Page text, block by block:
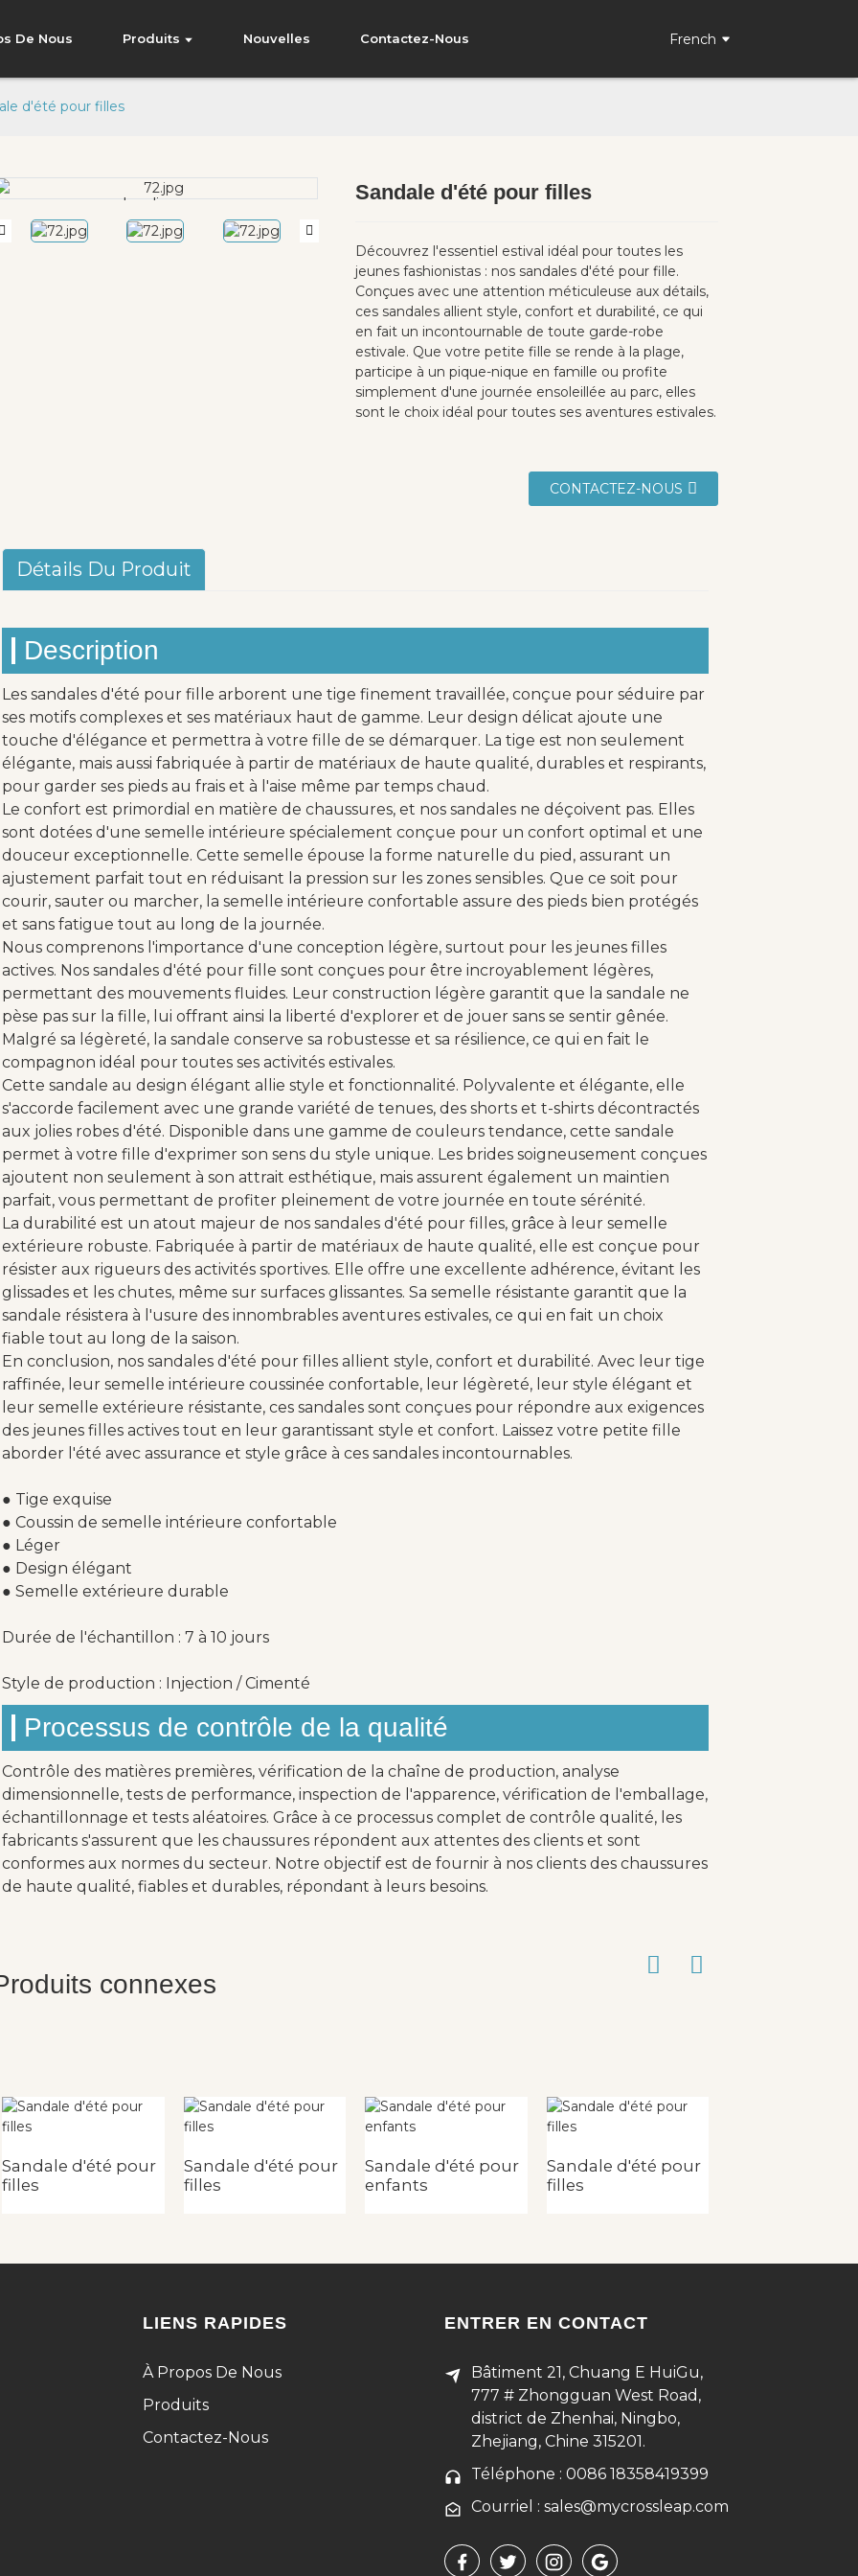
De Nous Produits Nouvelles Contactez-Nous French
d'été pour filles
Loading...
Loading... Loading...
Loading...
Sandale d'été pour filles
Découvrez l'essentiel estival idéal pour toutes les
jeunes fashionistas : nos sandales d'été pour fille.
Conçues avec une attention méticuleuse aux détails,
ces sandales allient style, confort et durabilité, ce qui
en fait un incontournable de toute garde-robe
estivale. Que votre petite fille se rende à la plage,
participe à un pique-nique en famille ou profite
simplement d'une journée ensoleillée au parc, elles
sont le choix idéal pour toutes ses aventures estivales.
CONTACTEZ-NOUS
Détails Du Produit
Description
Les sandales d'été pour fille arborent une tige finement travaillée, conçue pour séduire par
ses motifs complexes et ses matériaux haut de gamme. Leur design délicat ajoute une
touche d'élégance et permettra à votre fille de se démarquer. La tige est non seulement
élégante, mais aussi fabriquée à partir de matériaux de haute qualité, durables et respirants,
pour garder ses pieds au frais et à l'aise même par temps chaud.
Le confort est primordial en matière de chaussures, et nos sandales ne déçoivent pas. Elles
sont dotées d'une semelle intérieure spécialement conçue pour un confort optimal et une
douceur exceptionnelle. Cette semelle épouse la forme naturelle du pied, assurant un
ajustement parfait tout en réduisant la pression sur les zones sensibles. Que ce soit pour
courir, sauter ou marcher, la semelle intérieure confortable assure des pieds bien protégés
et sans fatigue tout au long de la journée.
Nous comprenons l'importance d'une conception légère, surtout pour les jeunes filles
actives. Nos sandales d'été pour fille sont conçues pour être incroyablement légères,
permettant des mouvements fluides. Leur construction légère garantit que la sandale ne
pèse pas sur la fille, lui offrant ainsi la liberté d'explorer et de jouer sans se sentir gênée.
Malgré sa légèreté, la sandale conserve sa robustesse et sa résilience, ce qui en fait le
compagnon idéal pour toutes ses activités estivales.
Cette sandale au design élégant allie style et fonctionnalité. Polyvalente et élégante, elle
s'accorde facilement avec une grande variété de tenues, des shorts et t-shirts décontractés
aux jolies robes d'été. Disponible dans une gamme de couleurs tendance, cette sandale
permet à votre fille d'exprimer son sens du style unique. Les brides soigneusement conçues
ajoutent non seulement à son attrait esthétique, mais assurent également un maintien
parfait, vous permettant de profiter pleinement de votre journée en toute sérénité.
La durabilité est un atout majeur de nos sandales d'été pour filles, grâce à leur semelle
extérieure robuste. Fabriquée à partir de matériaux de haute qualité, elle est conçue pour
résister aux rigueurs des activités sportives. Elle offre une excellente adhérence, évitant les
glissades et les chutes, même sur surfaces glissantes. Sa semelle résistante garantit que la
sandale résistera à l'usure des innombrables aventures estivales, ce qui en fait un choix
fiable tout au long de la saison.
En conclusion, nos sandales d'été pour filles allient style, confort et durabilité. Avec leur tige
raffinée, leur semelle intérieure coussinée confortable, leur légèreté, leur style élégant et
leur semelle extérieure résistante, ces sandales sont conçues pour répondre aux exigences
des jeunes filles actives tout en leur garantissant style et confort. Laissez votre petite fille
aborder l'été avec assurance et style grâce à ces sandales incontournables.
● Tige exquise
● Coussin de semelle intérieure confortable
● Léger
● Design élégant
● Semelle extérieure durable
Durée de l'échantillon : 7 à 10 jours
Style de production : Injection / Cimenté
Processus de contrôle de la qualité
Contrôle des matières premières, vérification de la chaîne de production, analyse
dimensionnelle, tests de performance, inspection de l'apparence, vérification de l'emballage,
échantillonnage et tests aléatoires. Grâce à ce processus complet de contrôle qualité, les
fabricants s'assurent que les chaussures répondent aux attentes des clients et sont
conformes aux normes du secteur. Notre objectif est de fournir à nos clients des chaussures
de haute qualité, fiables et durables, répondant à leurs besoins.
connexes
Sandale d'été pour
filles
Sandale d'été pour
filles
Sandale d'été pour
enfants
Sandale d'été pour
filles
LIENS RAPIDES
À Propos De Nous
Produits
Contactez-Nous
ENTRER EN CONTACT
Bâtiment 21, Chuang E HuiGu,
777 # Zhongguan West Road,
district de Zhenhai, Ningbo,
Zhejiang, Chine 315201.
Téléphone : 0086 18358419399
Courriel : sales@mycrossleap.com